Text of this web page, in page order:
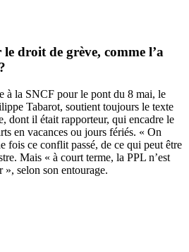
droit de grève, comme l’a
à la SNCF pour le pont du 8 mai, le
Tabarot, soutient toujours le texte
dont il était rapporteur, qui encadre le
en vacances ou jours fériés. « On
fois ce conflit passé, de ce qui peut être
Mais « à court terme, la PPL n’est
», selon son entourage.